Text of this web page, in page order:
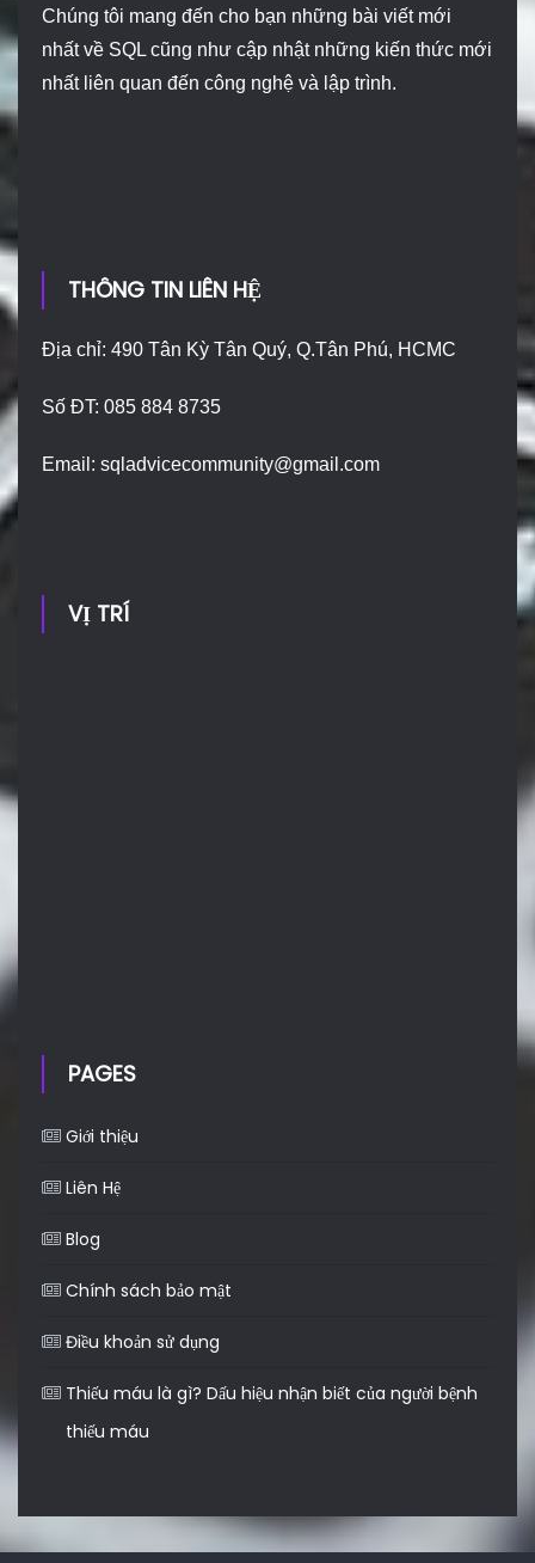
Chúng tôi mang đến cho bạn những bài viết mới
nhất về SQL cũng như cập nhật những kiến thức mới
nhất liên quan đến công nghệ và lập trình.
THÔNG TIN LIÊN HỆ
Địa chỉ: 490 Tân Kỳ Tân Quý, Q.Tân Phú, HCMC
Số ĐT: 085 884 8735
Email:sqladvicecommunity@gmail.com
VỊ TRÍ
PAGES
Giới thiệu
Liên Hệ
Blog
Chính sách bảo mật
Điều khoản sử dụng
Thiếu máu là gì? Dấu hiệu nhận biết của người bệnh
thiếu máu